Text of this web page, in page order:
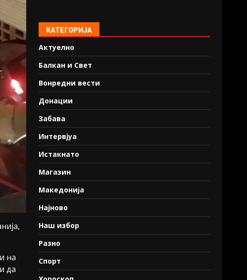
на
да
КАТЕГОРИЈА
Актуелно
Балкан и Свет
Вонредни вести
Донации
Забава
Интервјуа
Истакнато
Магазин
Македонија
Најново
Наш избор
Разно
Спорт